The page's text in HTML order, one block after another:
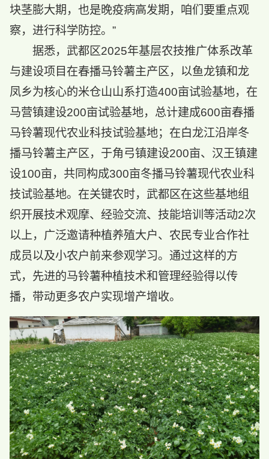
块茎膨大期，也是晚疫病高发期，咱们要重点观
察，进行科学防控。”
据悉，武都区2025年基层农技推广体系改革
与建设项目在春播马铃薯主产区，以鱼龙镇和龙
凤乡为核心的米仓山山系打造400亩试验基地，在
马营镇建设200亩试验基地，总计建成600亩春播
马铃薯现代农业科技试验基地；在白龙江沿岸冬
播马铃薯主产区，于角弓镇建设200亩、汉王镇建
设100亩，共同构成300亩冬播马铃薯现代农业科
技试验基地。在关键农时，武都区在这些基地组
织开展技术观摩、经验交流、技能培训等活动2次
以上，广泛邀请种植养殖大户、农民专业合作社
成员以及小农户前来参观学习。通过这样的方
式，先进的马铃薯种植技术和管理经验得以传
播，带动更多农户实现增产增收。